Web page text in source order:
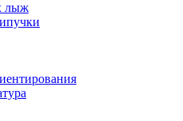
лыж